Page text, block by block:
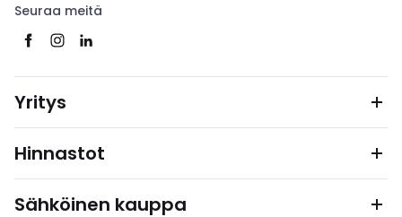
Seuraa meitä
Yritys
Hinnastot
Sähköinen kauppa